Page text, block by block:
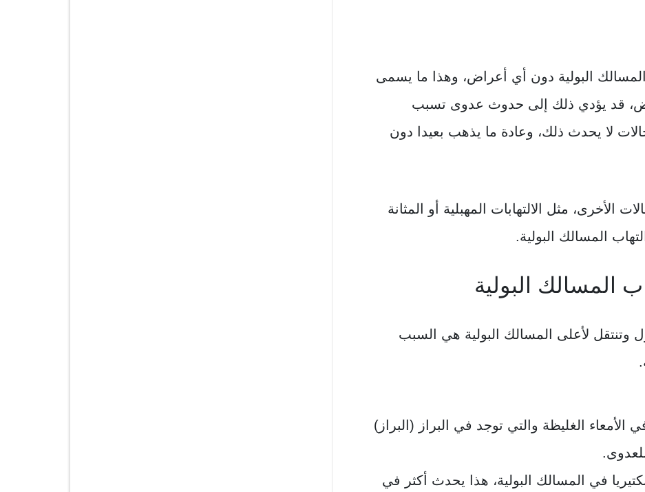
البولية دون أي أعراض، وهذا ما يسمى
قد يؤدي ذلك إلى حدوث عدوى تسبب
لا يحدث ذلك، وعادة ما يذهب بعيدا دون
الأخرى، مثل الالتهابات المهبلية أو المثانة
المسالك البولية.
المسالك البولية
وتنتقل لأعلى المسالك البولية هي السبب
الأمعاء الغليظة والتي توجد في البراز (البراز)
في المسالك البولية، هذا يحدث أكثر في